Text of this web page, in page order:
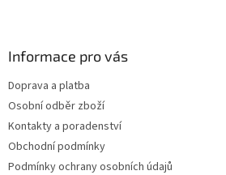
Informace pro vás
Doprava a platba
Osobní odběr zboží
Kontakty a poradenství
Obchodní podmínky
Podmínky ochrany osobních údajů